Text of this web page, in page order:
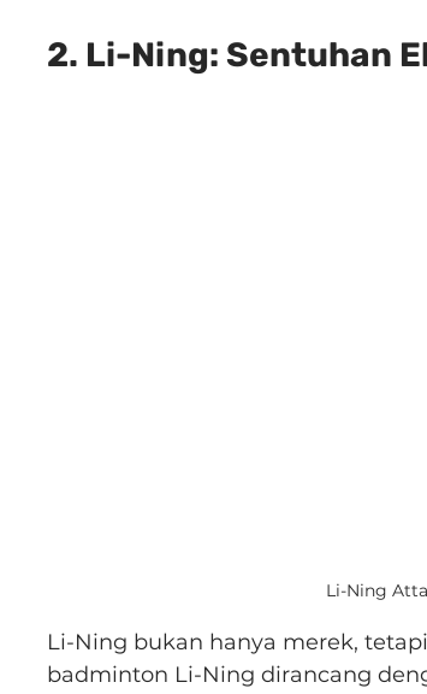
2. Li-Ning: Sentuhan
Li-Ning
Li-Ning bukan hanya merek,
badminton Li-Ning dirancang